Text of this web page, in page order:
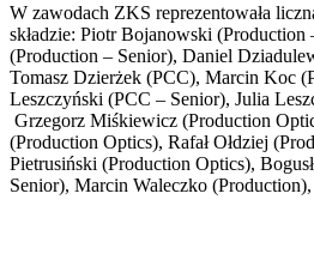
W zawodach ZKS reprezentowała
składzie: Piotr Bojanowski (Production
(Production – Senior), Daniel
Tomasz Dzierżek (PCC), Marcin Koc
Leszczyński (PCC – Senior), Julia
Grzegorz Miśkiewicz (Production
(Production Optics), Rafał Ołdziej
Pietrusiński (Production Optics),
Senior), Marcin Waleczko